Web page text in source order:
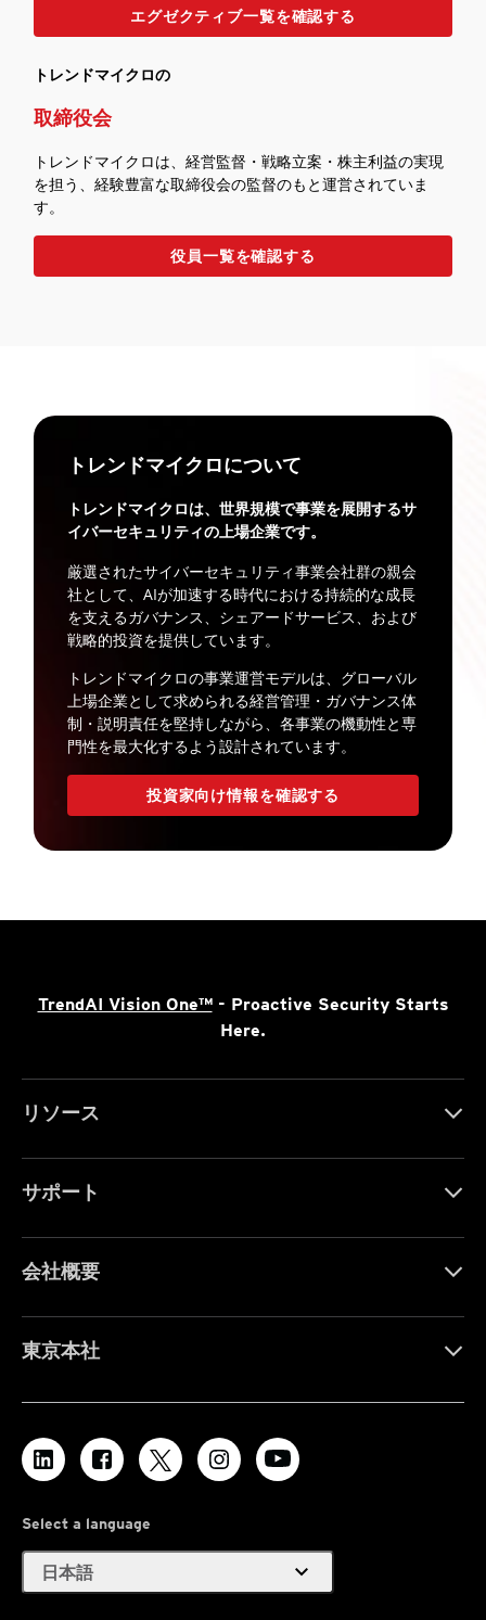
エグゼクティブ一覧を確認する
トレンドマイクロの
取締役会
トレンドマイクロは、経営監督・戦略立案・株主利益の実現
を担う、経験豊富な取締役会の監督のもと運営されていま
す。
役員一覧を確認する
トレンドマイクロについて
トレンドマイクロは、世界規模で事業を展開するサ
イバーセキュリティの上場企業です。
厳選されたサイバーセキュリティ事業会社群の親会
社として、AIが加速する時代における持続的な成長
を支えるガバナンス、シェアードサービス、および
戦略的投資を提供しています。
トレンドマイクロの事業運営モデルは、グローバル
上場企業として求められる経営管理・ガバナンス体
制・説明責任を堅持しながら、各事業の機動性と専
門性を最大化するよう設計されています。
投資家向け情報を確認する
TrendAI Vision One™- Proactive Security Starts
Here.
リソース
サポート
会社概要
東京本社
Select a language
日本語 expand_more